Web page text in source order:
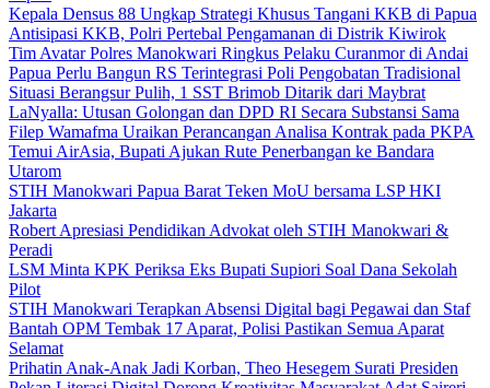
Kepala Densus 88 Ungkap Strategi Khusus Tangani KKB di Papua
Antisipasi KKB, Polri Pertebal Pengamanan di Distrik Kiwirok
Tim Avatar Polres Manokwari Ringkus Pelaku Curanmor di Andai
Papua Perlu Bangun RS Terintegrasi Poli Pengobatan Tradisional
Situasi Berangsur Pulih, 1 SST Brimob Ditarik dari Maybrat
LaNyalla: Utusan Golongan dan DPD RI Secara Substansi Sama
Filep Wamafma Uraikan Perancangan Analisa Kontrak pada PKPA
Temui AirAsia, Bupati Ajukan Rute Penerbangan ke Bandara
Utarom
STIH Manokwari Papua Barat Teken MoU bersama LSP HKI
Jakarta
Robert Apresiasi Pendidikan Advokat oleh STIH Manokwari &
Peradi
LSM Minta KPK Periksa Eks Bupati Supiori Soal Dana Sekolah
Pilot
STIH Manokwari Terapkan Absensi Digital bagi Pegawai dan Staf
Bantah OPM Tembak 17 Aparat, Polisi Pastikan Semua Aparat
Selamat
Prihatin Anak-Anak Jadi Korban, Theo Hesegem Surati Presiden